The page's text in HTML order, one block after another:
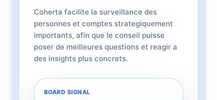
Coherta facilite la surveillance des
personnes et comptes strategiquement
importants, afin que le conseil puisse
poser de meilleures questions et reagir a
des insights plus concrets.
BOARD SIGNAL